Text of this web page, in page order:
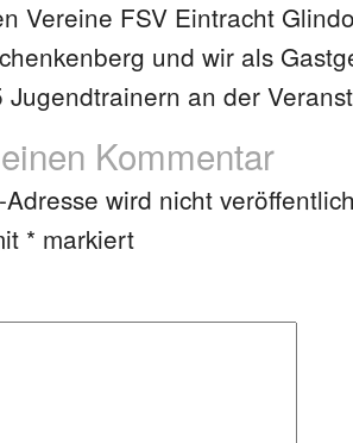
Vereine FSV Eintracht
und wir als
Jugendtrainern an der
Kommentar
wird nicht
* markiert